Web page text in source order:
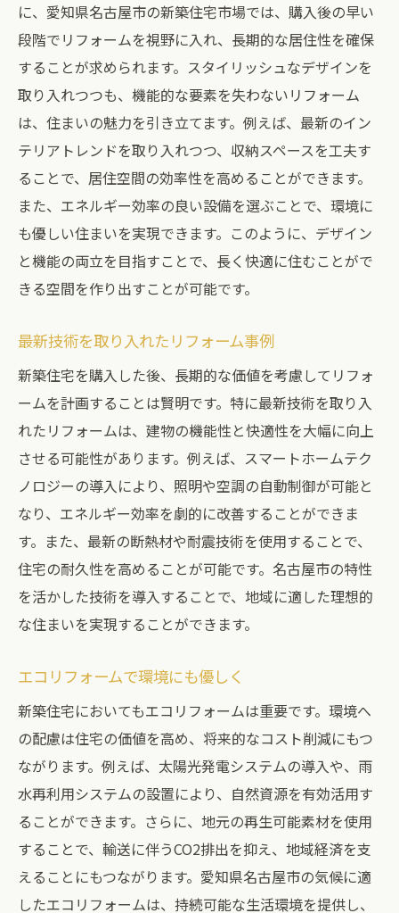
に、愛知県名古屋市の新築住宅市場では、購入後の早い
段階でリフォームを視野に入れ、長期的な居住性を確保
することが求められます。スタイリッシュなデザインを
取り入れつつも、機能的な要素を失わないリフォーム
は、住まいの魅力を引き立てます。例えば、最新のイン
テリアトレンドを取り入れつつ、収納スペースを工夫す
ることで、居住空間の効率性を高めることができます。
また、エネルギー効率の良い設備を選ぶことで、環境に
も優しい住まいを実現できます。このように、デザイン
と機能の両立を目指すことで、長く快適に住むことがで
きる空間を作り出すことが可能です。
最新技術を取り入れたリフォーム事例
新築住宅を購入した後、長期的な価値を考慮してリフォ
ームを計画することは賢明です。特に最新技術を取り入
れたリフォームは、建物の機能性と快適性を大幅に向上
させる可能性があります。例えば、スマートホームテク
ノロジーの導入により、照明や空調の自動制御が可能と
なり、エネルギー効率を劇的に改善することができま
す。また、最新の断熱材や耐震技術を使用することで、
住宅の耐久性を高めることが可能です。名古屋市の特性
を活かした技術を導入することで、地域に適した理想的
な住まいを実現することができます。
エコリフォームで環境にも優しく
新築住宅においてもエコリフォームは重要です。環境へ
の配慮は住宅の価値を高め、将来的なコスト削減にもつ
ながります。例えば、太陽光発電システムの導入や、雨
水再利用システムの設置により、自然資源を有効活用す
ることができます。さらに、地元の再生可能素材を使用
することで、輸送に伴うCO2排出を抑え、地域経済を支
えることにもつながります。愛知県名古屋市の気候に適
したエコリフォームは、持続可能な生活環境を提供し、